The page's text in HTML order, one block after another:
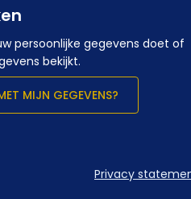
persoonlijke gegevens doet of
bekijkt.
MIJN GEGEVENS?
Privacy